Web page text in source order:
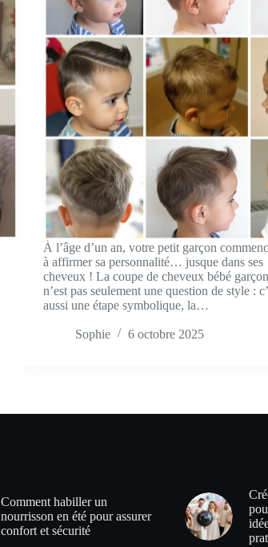
À l’âge d’un an, votre petit garçon
à affirmer sa personnalité… jusque dans ses
cheveux ! La coupe de cheveux bébé
n’est pas seulement une question de style :
aussi une étape symbolique, la…
Sophie 6 octobre 2025
Comment habiller un
nourrisson en été pour assurer
confort et sécurité